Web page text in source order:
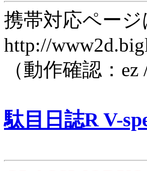
携帯対応ページ
http://
（動作確認：
駄目日誌R V-